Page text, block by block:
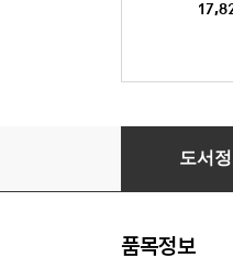
도서
품목정보